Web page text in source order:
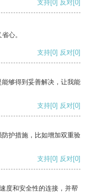
支持[0] 反对[0]
心。
支持[0] 反对[0]
够得到妥善解决，让我能
支持[0] 反对[0]
护措施，比如增加双重验
支持[0] 反对[0]
度和安全性的连接，并帮